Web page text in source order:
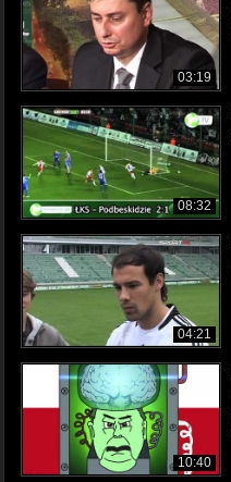
03:19
08:32
04:21
10:40